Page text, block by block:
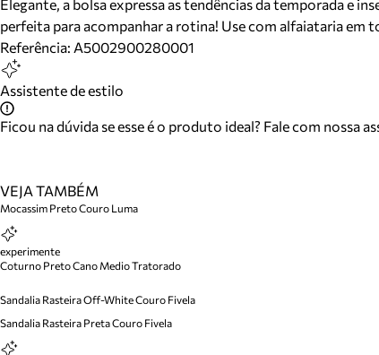
Elegante, a bolsa expressa as tendências da temporada e
perfeita para acompanhar a rotina! Use com alfaiataria
Referência: A5002900280001
Assistente de estilo
Ficou na dúvida se esse é o produto ideal? Fale com nossa
VEJA TAMBÉM
Mocassim Preto Couro Luma
experimente
Coturno Preto Cano Medio Tratorado
Sandalia Rasteira Off-White Couro Fivela
Sandalia Rasteira Preta Couro Fivela